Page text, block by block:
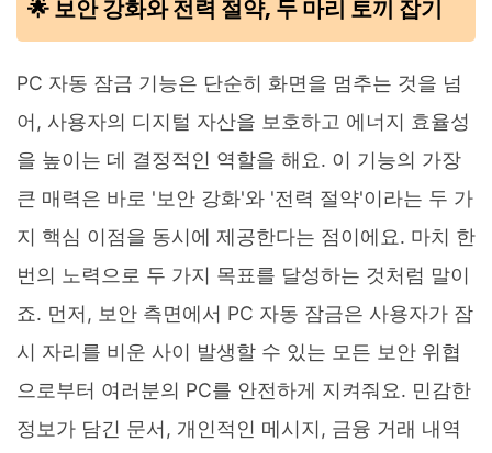
🌟 보안 강화와 전력 절약, 두 마리 토끼 잡기
PC 자동 잠금 기능은 단순히 화면을 멈추는 것을 넘
어, 사용자의 디지털 자산을 보호하고 에너지 효율성
을 높이는 데 결정적인 역할을 해요. 이 기능의 가장
큰 매력은 바로 '보안 강화'와 '전력 절약'이라는 두 가
지 핵심 이점을 동시에 제공한다는 점이에요. 마치 한
번의 노력으로 두 가지 목표를 달성하는 것처럼 말이
죠. 먼저, 보안 측면에서 PC 자동 잠금은 사용자가 잠
시 자리를 비운 사이 발생할 수 있는 모든 보안 위협
으로부터 여러분의 PC를 안전하게 지켜줘요. 민감한
정보가 담긴 문서, 개인적인 메시지, 금융 거래 내역